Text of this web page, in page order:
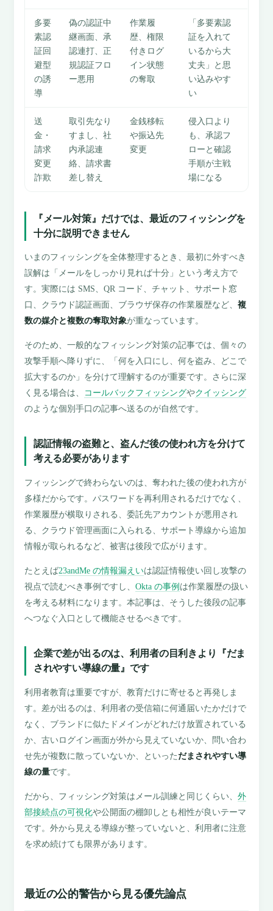
多要
素認
証回
避型
の誘
導
偽の認証中
継画面、承
認連打、正
規認証フロ
ー悪用
作業履
歴、権限
付きログ
イン状態
の奪取
「多要素認
証を入れて
いるから大
丈夫」と思
い込みやす
い
送
金・
請求
変更
詐欺
取引先なり
すまし、社
内承認連
絡、請求書
差し替え
金銭移転
や振込先
変更
侵入口より
も、承認フ
ローと確認
手順が主戦
場になる
『メール対策』だけでは、最近のフィッシングを
十分に説明できません
いまのフィッシングを全体整理するとき、最初に外すべき
誤解は「メールをしっかり見れば十分」という考え方で
す。実際には SMS、QR コード、チャット、サポート窓
口、クラウド認証画面、ブラウザ保存の作業履歴など、複
数の媒介と複数の奪取対象が重なっています。
そのため、一般的なフィッシング対策の記事では、個々の
攻撃手順へ降りずに、「何を入口にし、何を盗み、どこで
拡大するのか」を分けて理解するのが重要です。さらに深
く見る場合は、
コールバックフィッシングやクイッシング
のような個別手口の記事へ送るのが自然です。
認証情報の盗難と、盗んだ後の使われ方を分けて
考える必要があります
フィッシングで終わらないのは、奪われた後の使われ方が
多様だからです。パスワードを再利用されるだけでなく、
作業履歴が横取りされる、委託先アカウントが悪用され
る、クラウド管理画面に入られる、サポート導線から追加
情報が取られるなど、被害は後段で広がります。
たとえば23andMe の情報漏えいは認証情報使い回し攻撃の
視点で読むべき事例ですし、Okta の事例 は作業履歴の扱い
を考える材料になります。本記事は、そうした後段の記事
へつなぐ入口として機能させるべきです。
企業で差が出るのは、利用者の目利きより『だま
されやすい導線の量』です
利用者教育は重要ですが、教育だけに寄せると再発しま
す。差が出るのは、利用者の受信箱に何通届いたかだけで
なく、ブランドに似たドメインがどれだけ放置されている
か、古いログイン画面が外から見えていないか、問い合わ
せ先が複数に散っていないか、といった だまされやすい導
線の量です。
だから、フィッシング対策はメール訓練と同じくらい、外
部接続点の可視化や公開面の棚卸しとも相性が良いテーマ
です。外から見える導線が整っていないと、利用者に注意
を求め続けても限界があります。
最近の公的警告から見る優先論点